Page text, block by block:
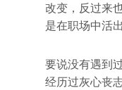
改变，反过来
是在职场中活
要说没有遇到
经历过灰心丧